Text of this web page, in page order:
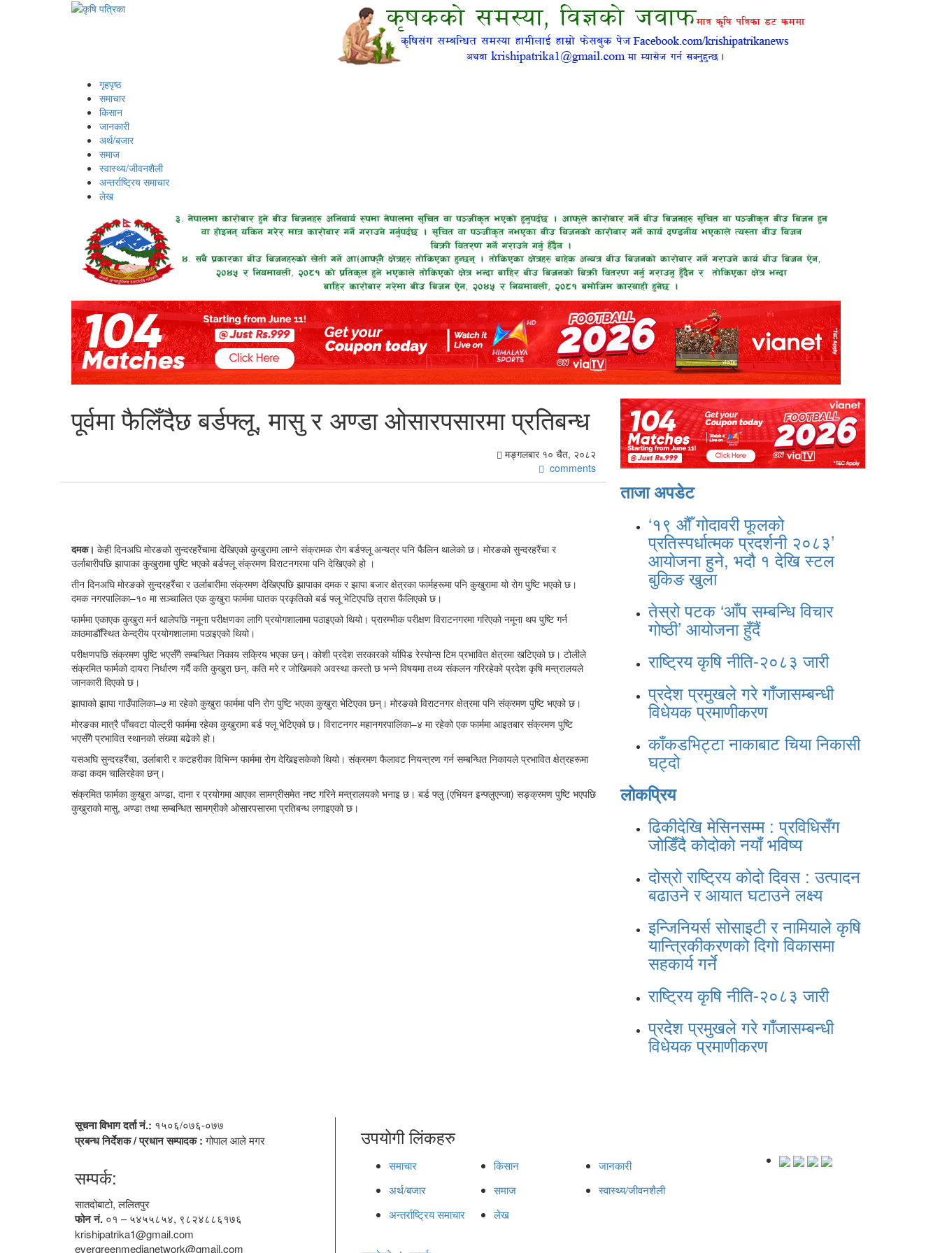
गृहपृष्ठ
समाचार
किसान
जानकारी
अर्थ/बजार
समाज
स्वास्थ्य/जीवनशैली
अन्तर्राष्ट्रिय समाचार
लेख
पूर्वमा फैलिँदैछ बर्डफ्लू, मासु र अण्डा ओसारपसारमा प्रतिबन्ध
मङ्गलबार १० चैत, २०८२
comments
दमक। केही दिनअघि मोरङको सुन्दरहरैंचामा देखिएको कुखुरामा लाग्ने संक्रामक रोग बर्डफ्लू अन्यत्र पनि फैलिन थालेको छ। मोरङको सुन्दरहरैंचा र
उर्लाबारीपछि झापाका कुखुरामा पुष्टि भएको बर्डफ्लू संक्रमण विराटनगरमा पनि देखिएको हो ।
तीन दिनअघि मोरङको सुन्दरहरैंचा र उर्लाबारीमा संक्रमण देखिएपछि झापाका दमक र झापा बजार क्षेत्रका फार्महरूमा पनि कुखुरामा यो रोग पुष्टि भएको छ।
दमक नगरपालिका–१० मा सञ्चालित एक कुखुरा फार्ममा घातक प्रकृतिको बर्ड फ्लू भेटिएपछि त्रास फैलिएको छ।
फार्ममा एकाएक कुखुरा मर्न थालेपछि नमूना परीक्षणका लागि प्रयोगशालामा पठाइएको थियो। प्रारम्भीक परीक्षण विराटनगरमा गरिएको नमूना थप पुष्टि गर्न
काठमाडौँस्थित केन्द्रीय प्रयोगशालामा पठाइएको थियो।
परीक्षणपछि संक्रमण पुष्टि भएसँगै सम्बन्धित निकाय सक्रिय भएका छन्। कोशी प्रदेश सरकारको र्यापिड रेस्पोन्स टिम प्रभावित क्षेत्रमा खटिएको छ। टोलीले
संक्रमित फार्मको दायरा निर्धारण गर्दै कति कुखुरा छन्, कति मरे र जोखिमको अवस्था कस्तो छ भन्ने विषयमा तथ्य संकलन गरिरहेको प्रदेश कृषि मन्त्रालयले
जानकारी दिएको छ।
झापाको झापा गाउँपालिका–७ मा रहेको कुखुरा फार्ममा पनि रोग पुष्टि भएका कुखुरा भेटिएका छन्। मोरङको विराटनगर क्षेत्रमा पनि संक्रमण पुष्टि भएको छ।
मोरङका मात्रै पाँचवटा पोल्ट्री फार्ममा रहेका कुखुरामा बर्ड फ्लू भेटिएको छ। विराटनगर महानगरपालिका–४ मा रहेको एक फार्ममा आइतबार संक्रमण पुष्टि
भएसँगै प्रभावित स्थानको संख्या बढेको हो।
यसअघि सुन्दरहरैंचा, उर्लाबारी र कटहरीका विभिन्न फार्ममा रोग देखिइसकेको थियो। संक्रमण फैलावट नियन्त्रण गर्न सम्बन्धित निकायले प्रभावित क्षेत्रहरूमा
कडा कदम चालिरहेका छन्।
संक्रमित फार्मका कुखुरा अण्डा, दाना र प्रयोगमा आएका सामग्रीसमेत नष्ट गरिने मन्त्रालयको भनाइ छ। बर्ड फ्लु (एभियन इन्फ्लुएन्जा) सङ्क्रमण पुष्टि भएपछि
कुखुराको मासु, अण्डा तथा सम्बन्धित सामग्रीको ओसारपसारमा प्रतिबन्ध लगाइएको छ।
ताजा अपडेट
‘१९ औँ गोदावरी फूलको
प्रतिस्पर्धात्मक प्रदर्शनी २०८३’
आयोजना हुने, भदौ १ देखि स्टल
बुकिङ खुला
तेस्रो पटक ‘आँप सम्बन्धि विचार
गोष्ठी’ आयोजना हुँदैं
राष्ट्रिय कृषि नीति-२०८३ जारी
प्रदेश प्रमुखले गरे गाँजासम्बन्धी
विधेयक प्रमाणीकरण
काँकडभिट्टा नाकाबाट चिया निकासी
घट्दो
लोकप्रिय
ढिकीदेखि मेसिनसम्म : प्रविधिसँग
जोडिँदै कोदोको नयाँ भविष्य
दोस्रो राष्ट्रिय कोदो दिवस : उत्पादन
बढाउने र आयात घटाउने लक्ष्य
इन्जिनियर्स सोसाइटी र नामियाले कृषि
यान्त्रिकीकरणको दिगो विकासमा
सहकार्य गर्ने
राष्ट्रिय कृषि नीति-२०८३ जारी
प्रदेश प्रमुखले गरे गाँजासम्बन्धी
विधेयक प्रमाणीकरण
सूचना विभाग दर्ता नं.: १५०६/०७६-०७७
प्रबन्ध निर्देशक / प्रधान सम्पादक :गोपाल आले मगर
सम्पर्क:
सातदोबाटो, ललितपुर
फोन नं. ०१ – ५४५५८५४, ९८२४८८६१७६
krishipatrika1@gmail.com
evergreenmedianetwork@gmail.com
उपयोगी लिंकहरु
समाचार किसान
जानकारी
अर्थ/बजार
समाज
स्वास्थ्य/जीवनशैली
अन्तर्राष्ट्रिय समाचार
लेख